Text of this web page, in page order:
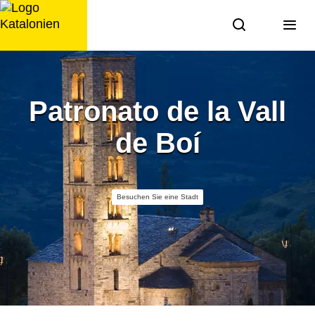
Zum
Inhalt
Patronato de la Vall
de Boí
Besuchen Sie eine Stadt